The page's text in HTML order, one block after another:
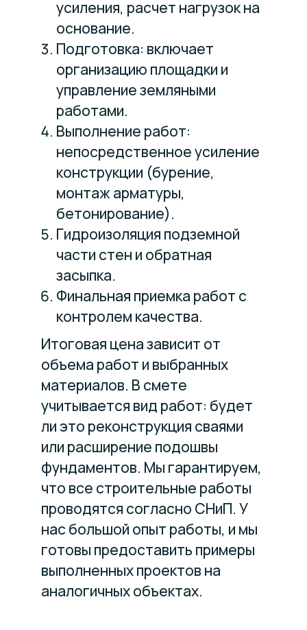
усиления, расчет нагрузок на
основание.
Подготовка: включает
организацию площадки и
управление земляными
работами.
Выполнение работ:
непосредственное усиление
конструкции (бурение,
монтаж арматуры,
бетонирование).
Гидроизоляция подземной
части стен и обратная
засыпка.
Финальная приемка работ с
контролем качества.
Итоговая цена зависит от
объема работ и выбранных
материалов. В смете
учитывается вид работ: будет
ли это реконструкция сваями
или расширение подошвы
фундаментов. Мы гарантируем,
что все строительные работы
проводятся согласно СНиП. У
нас большой опыт работы, и мы
готовы предоставить примеры
выполненных проектов на
аналогичных объектах.